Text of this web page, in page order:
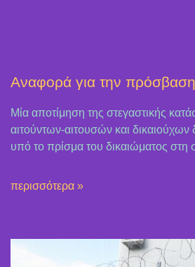
Αναφορά για την
Μία αποτίμηση της στεγαστικής
αιτούντων-αιτουσών και δικαιούχων
υπό το πρίσμα του δικαιώματος στη
περισσότερα »